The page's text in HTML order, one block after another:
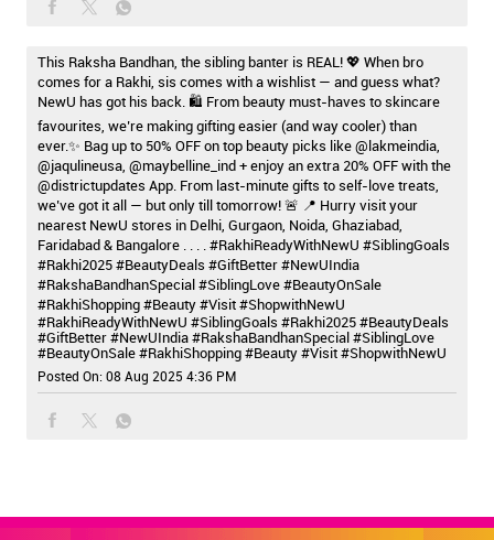
This Raksha Bandhan, the sibling banter is REAL! 💖 When bro
comes for a Rakhi, sis comes with a wishlist — and guess what?
NewU has got his back. 🛍️ From beauty must-haves to skincare
favourites, we’re making gifting easier (and way cooler) than
ever.✨ Bag up to 50% OFF on top beauty picks like @lakmeindia,
@jaqulineusa, @maybelline_ind + enjoy an extra 20% OFF with the
@districtupdates App. From last-minute gifts to self-love treats,
we’ve got it all — but only till tomorrow! 🚨 📍 Hurry visit your
nearest NewU stores in Delhi, Gurgaon, Noida, Ghaziabad,
Faridabad & Bangalore . . . . #RakhiReadyWithNewU #SiblingGoals
#Rakhi2025 #BeautyDeals #GiftBetter #NewUIndia
#RakshaBandhanSpecial #SiblingLove #BeautyOnSale
#RakhiShopping #Beauty #Visit #ShopwithNewU
#RakhiReadyWithNewU #SiblingGoals #Rakhi2025#BeautyDeals
#GiftBetter#NewUIndia#RakshaBandhanSpecial#SiblingLove
#BeautyOnSale#RakhiShopping#Beauty#Visit#ShopwithNewU
Posted On: 08 Aug 2025 4:36 PM